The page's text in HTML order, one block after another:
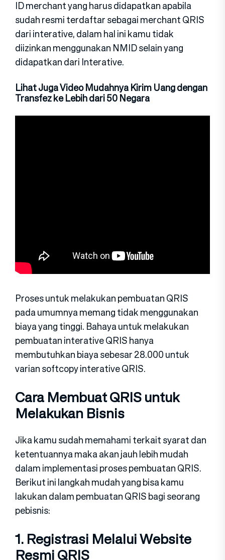
ID merchant yang harus didapatkan apabila
sudah resmi terdaftar sebagai merchant QRIS
dari interative, dalam hal ini kamu tidak
diizinkan menggunakan NMID selain yang
didapatkan dari Interative.
Lihat Juga Video Mudahnya Kirim Uang dengan
Transfez ke Lebih dari 50 Negara
Proses untuk melakukan pembuatan QRIS
pada umumnya memang tidak menggunakan
biaya yang tinggi. Bahaya untuk melakukan
pembuatan interative QRIS hanya
membutuhkan biaya sebesar 28.000 untuk
varian softcopy interative QRIS.
Cara Membuat QRIS untuk
Melakukan Bisnis
Jika kamu sudah memahami terkait syarat dan
ketentuannya maka akan jauh lebih mudah
dalam implementasi proses pembuatan QRIS.
Berikut ini langkah mudah yang bisa kamu
lakukan dalam pembuatan QRIS bagi seorang
pebisnis:
1. Registrasi Melalui Website
Resmi QRIS